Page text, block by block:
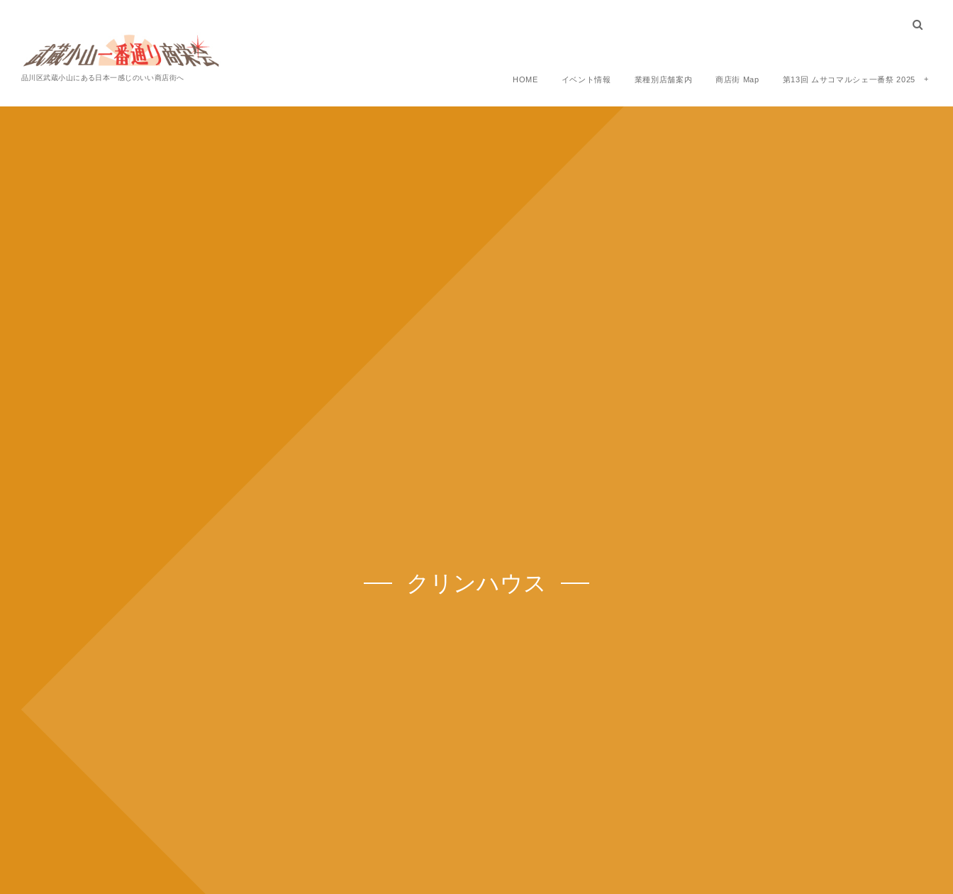
品川区武蔵小山にある日本一感じのいい商店街へ HOME イベント情報 業種別店舗案内 商店街 Map 第13回 ムサコマルシェ一番祭 2025
クリンハウス